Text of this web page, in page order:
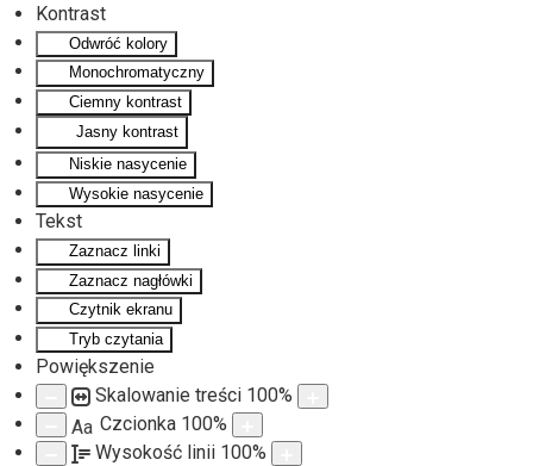
Kontrast
Odwróć kolory
Monochromatyczny
Ciemny kontrast
Jasny kontrast
Niskie nasycenie
Wysokie nasycenie
Tekst
Zaznacz linki
Zaznacz nagłówki
Czytnik ekranu
Tryb czytania
Powiększenie
Skalowanie treści 100%
Aa Czcionka 100%
Wysokość linii 100%